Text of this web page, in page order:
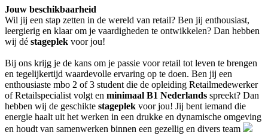
Jouw beschikbaarheid
Wil jij een stap zetten in de wereld van retail? Ben jij enthousiast,
leergierig en klaar om je vaardigheden te ontwikkelen? Dan hebben
wij dé stageplek voor jou!
Bij ons krijg je de kans om je passie voor retail tot leven te brengen
en tegelijkertijd waardevolle ervaring op te doen. Ben jij een
enthousiaste mbo 2 of 3 student die de opleiding Retailmedewerker
of Retailspecialist volgt en minimaal B1 Nederlands spreekt? Dan
hebben wij de geschikte stageplek voor jou! Jij bent iemand die
energie haalt uit het werken in een drukke en dynamische omgeving
en houdt van samenwerken binnen een gezellig en divers team